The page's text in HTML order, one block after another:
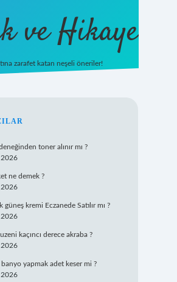
ve Hikaye
zarafet katan neşeli öneriler!
toner alınır mı ?
2026
ne demek ?
2026
güneş kremi Eczanede Satılır mı ?
2026
kaçıncı derece akraba ?
2026
yapmak adet keser mi ?
2026